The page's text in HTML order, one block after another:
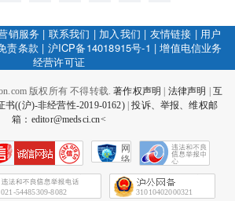
销服务 | 联系我们 | 加入我们 | 友情链接 | 用户
责条款 | 沪ICP备14018915号-1 |增值电信业务
经营许可证
版权所有 不得转载.著作权声明 法律声明
互
书((沪)-非经营性-2019-0162)|投诉、举报、维权邮
箱：editor@medsci.cn<
网
络
会
征
021-54485309-8082 31010402000321